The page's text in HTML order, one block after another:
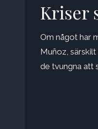
Kriser
Om något har
Muñoz,
de tvungna att